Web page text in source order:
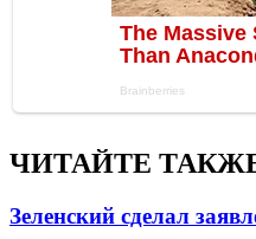
ЧИТАЙТЕ
Зеленский сделал